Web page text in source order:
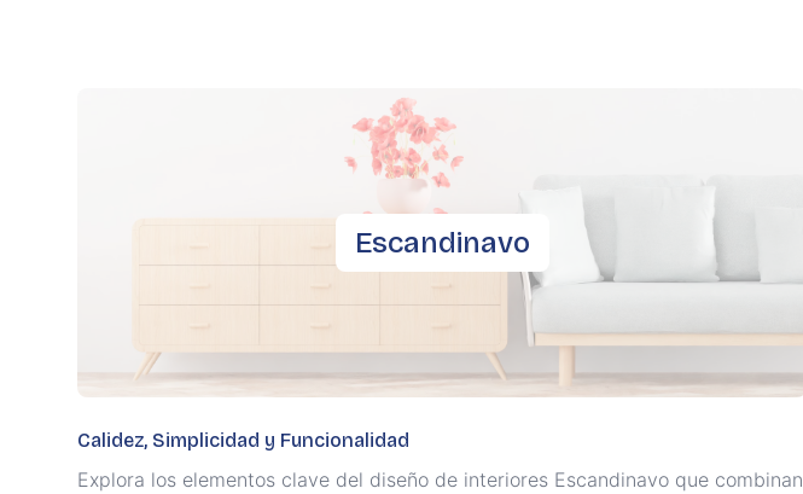
Escandinavo
Calidez, Simplicidad y Funcionalidad
Explora los elementos clave del diseño de interiores Escandinavo que combinan